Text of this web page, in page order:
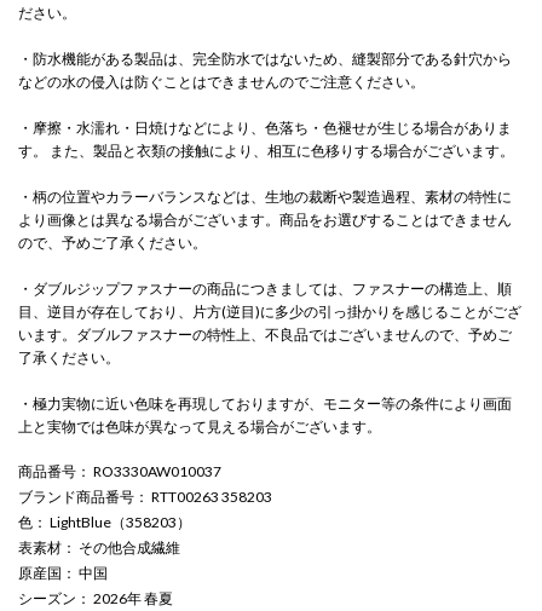
ださい。
・防水機能がある製品は、完全防水ではないため、縫製部分である針穴から
などの水の侵入は防ぐことはできませんのでご注意ください。
・摩擦・水濡れ・日焼けなどにより、色落ち・色褪せが生じる場合がありま
す。 また、製品と衣類の接触により、相互に色移りする場合がございます。
・柄の位置やカラーバランスなどは、生地の裁断や製造過程、素材の特性に
より画像とは異なる場合がございます。商品をお選びすることはできません
ので、予めご了承ください。
・ダブルジップファスナーの商品につきましては、ファスナーの構造上、順
目、逆目が存在しており、片方(逆目)に多少の引っ掛かりを感じることがござ
います。ダブルファスナーの特性上、不良品ではございませんので、予めご
了承ください。
・極力実物に近い色味を再現しておりますが、モニター等の条件により画面
上と実物では色味が異なって見える場合がございます。
商品番号 ： RO3330AW010037
ブランド商品番号 ： RTT00263 358203
色 ： LightBlue（358203）
表素材 ： その他合成繊維
原産国 ： 中国
シーズン ： 2026年 春夏